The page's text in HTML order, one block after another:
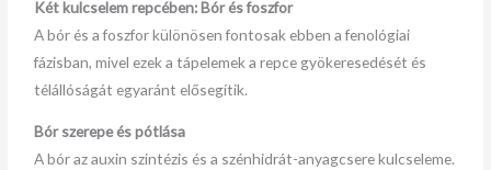
Két kulcselem repcében: Bór és foszfor
A bór és a foszfor különösen fontosak ebben a fenológiai
fázisban, mivel ezek a tápelemek a repce gyökeresedését és
télállóságát egyaránt elősegítik.
Bór szerepe és pótlása
A bór az auxin szintézis és a szénhidrát-anyagcsere kulcseleme.